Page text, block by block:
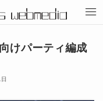
けパーティ編成